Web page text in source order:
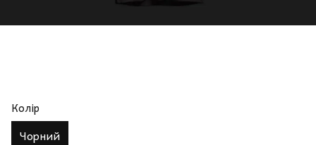
Колір
Чорний